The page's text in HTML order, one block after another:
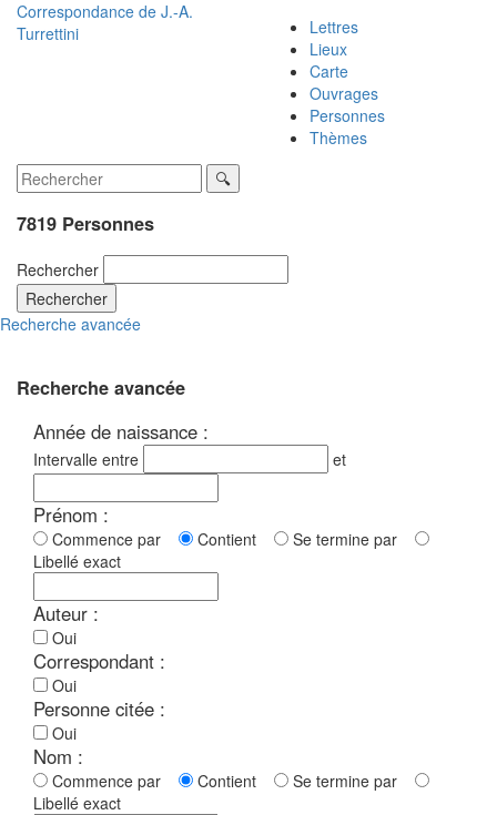
Correspondance de J.-A.
Turrettini
Lettres
Lieux
Carte
Ouvrages
Personnes
Thèmes
7819 Personnes
Rechercher
Rechercher
Recherche avancée
Recherche avancée
Année de naissance :
Intervalle entre et
Prénom :
Commence par Contient
Se termine par
Libellé exact
Auteur :
Oui
Correspondant :
Oui
Personne citée :
Oui
Nom :
Commence par Contient
Se termine par
Libellé exact